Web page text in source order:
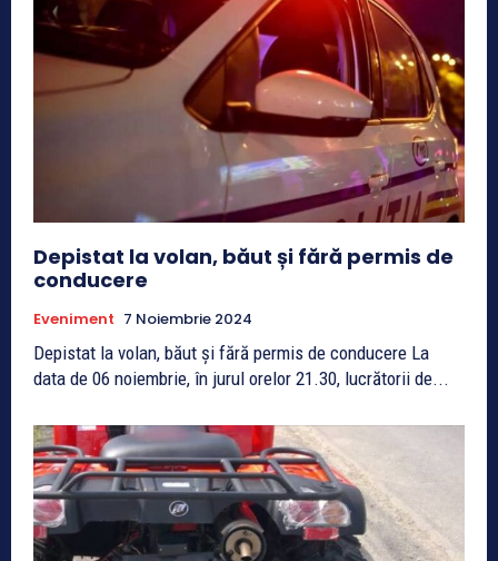
Depistat la volan, băut și fără permis de
conducere
Eveniment 7 Noiembrie 2024
Depistat la volan, băut și fără permis de conducere La
data de 06 noiembrie, în jurul orelor 21.30, lucrătorii de...